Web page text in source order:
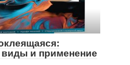
виды и применение